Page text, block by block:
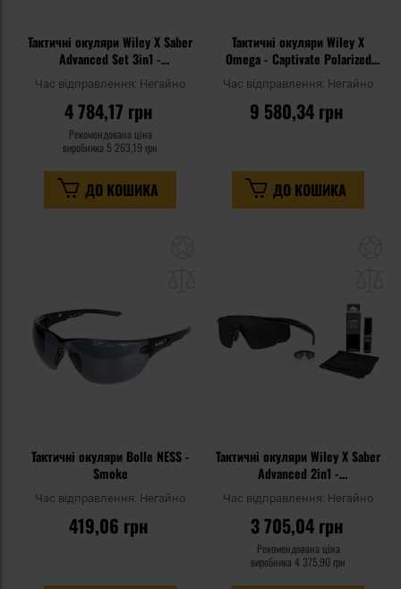
Тактичні окуляри Wiley X Saber
Advanced Set 3in1 -
Grey/Clear/Light Rust/OD Green
+ Anti-Fog Cleaner Kit - набір
Час відправлення: Негайно
4 784,17 грн
Рекомендована ціна
виробника 5 263,19 грн
ДО КОШИКА
Тактичні окуляри Wiley X
Omega - Captivate Polarized
Blue Mirror/Matt Translucent
Black
Час відправлення: Негайно
9 580,34 грн
ДО КОШИКА
Тактичні окуляри Bolle NESS -
Smoke
Час відправлення: Негайно
419,06 грн
Тактичні окуляри Wiley X Saber
Advanced 2in1 -
Grey/Clear/Matte Black + Anti-
Fog Cleaner Kit - набір
Час відправлення: Негайно
3 705,04 грн
Рекомендована ціна
виробника 4 375,90 грн